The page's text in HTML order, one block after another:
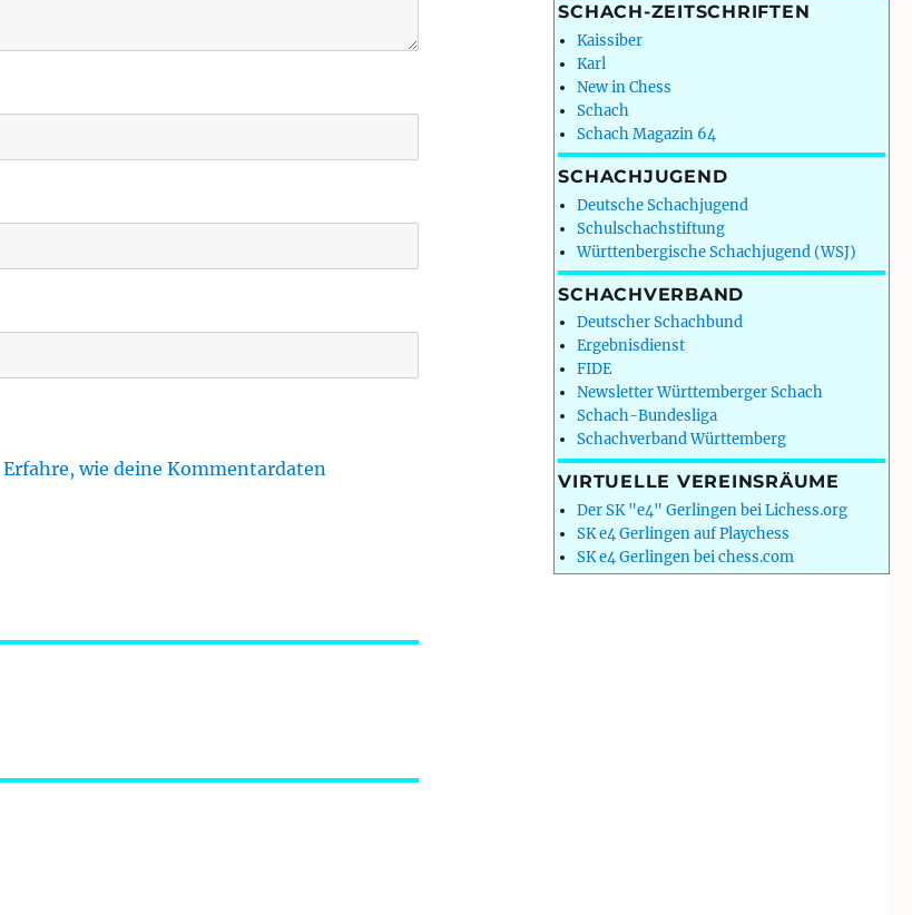
Erfahre, wie deine Kommentardaten
SCHACH-ZEITSCHRIFTEN
Kaissiber
Karl
New in Chess
Schach
Schach Magazin 64
SCHACHJUGEND
Deutsche Schachjugend
Schulschachstiftung
Württenbergische Schachjugend (WSJ)
SCHACHVERBAND
Deutscher Schachbund
Ergebnisdienst
FIDE
Newsletter Württemberger Schach
Schach-Bundesliga
Schachverband Württemberg
VIRTUELLE VEREINSRÄUME
Der SK "e4" Gerlingen bei Lichess.org
SK e4 Gerlingen auf Playchess
SK e4 Gerlingen bei chess.com